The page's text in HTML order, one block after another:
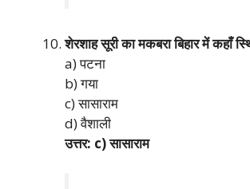
शेरशाह सूरी का मकबरा बिहार में कहाँ
a) पटना
b) गया
c) सासाराम
d) वैशाली
उत्तर: c) सासाराम